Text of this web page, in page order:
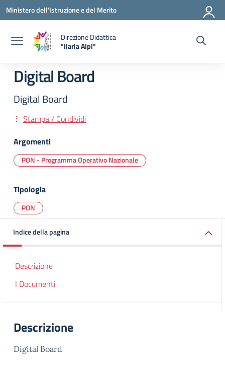
Vai ai contenuti
Vai al menu di navigazione
Vai al footer
Ministero dell'Istruzione e del Merito
Direzione Didattica
"Ilaria Alpi"
Digital Board
Digital Board
Stampa / Condividi
Argomenti
PON - Programma Operativo Nazionale
Tipologia
PON
Indice della pagina
Descrizione
I Documenti
Descrizione
Digital Board